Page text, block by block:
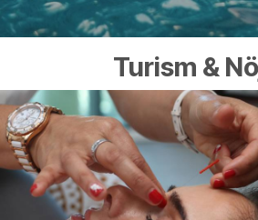
Turism &